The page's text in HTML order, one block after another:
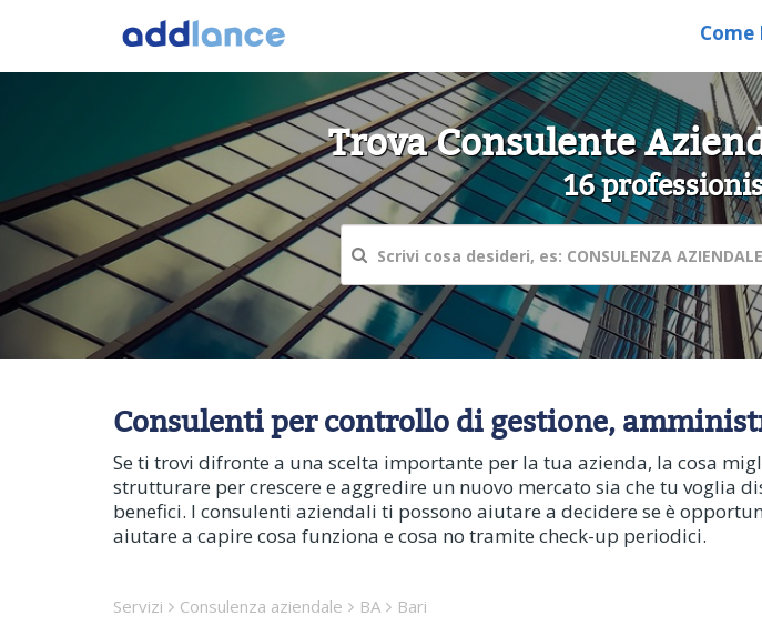
Come
Trova Consulente
16
Consulenti per controllo di gestione,
Se ti trovi difronte a una scelta importante per la tua azienda, la cosa
strutturare per crescere e aggredire un nuovo mercato sia che tu voglia
benefici. I consulenti aziendali ti possono aiutare a decidere se è
aiutare a capire cosa funziona e cosa no tramite check-up periodici.
Servizi Consulenza aziendale BA Bari